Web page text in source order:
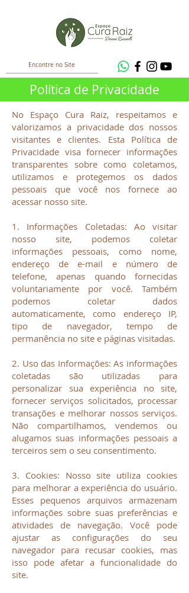
Política de Privacidade
No Espaço Cura Raiz, respeitamos e
valorizamos a privacidade dos nossos
visitantes e clientes. Esta Política de
Privacidade visa fornecer informações
transparentes sobre como coletamos,
utilizamos e protegemos os dados
pessoais que você nos fornece ao
acessar nosso site.
1. Informações Coletadas: Ao visitar
nosso site, podemos coletar
informações pessoais, como nome,
endereço de e-mail e número de
telefone, apenas quando fornecidas
voluntariamente por você. Também
podemos coletar dados
automaticamente, como endereço IP,
tipo de navegador, tempo de
permanência no site e páginas visitadas.
2. Uso das Informações: As informações
coletadas são utilizadas para
personalizar sua experiência no site,
fornecer serviços solicitados, processar
transações e melhorar nossos serviços.
Não compartilhamos, vendemos ou
alugamos suas informações pessoais a
terceiros sem o seu consentimento.
3. Cookies: Nosso site utiliza cookies
para melhorar a experiência do usuário.
Esses pequenos arquivos armazenam
informações sobre suas preferências e
atividades de navegação. Você pode
ajustar as configurações do seu
navegador para recusar cookies, mas
isso pode afetar a funcionalidade do
site.